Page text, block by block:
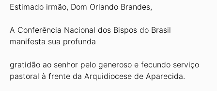
Estimado irmão, Dom Orlando Brandes,
A Conferência Nacional dos Bispos do Brasil
manifesta sua profunda
gratidão ao senhor pelo generoso e fecundo serviço
pastoral à frente da Arquidiocese de Aparecida.